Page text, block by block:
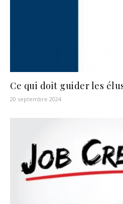
Ce qui doit guider les
20 septembre 2024